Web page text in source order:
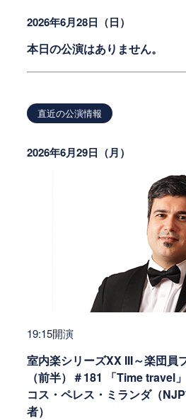
2026年6月28日（日）
本日の公演はありません。
直近の公演情報
2026年6月29日（月）
19:15開演
室内楽シリーズXX III～楽団員
（前半）＃181 「Time travel
コス・ペレス・ミランダ（
者）